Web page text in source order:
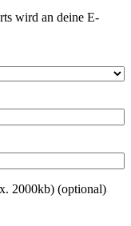
wird an deine E-
2000kb) (optional)